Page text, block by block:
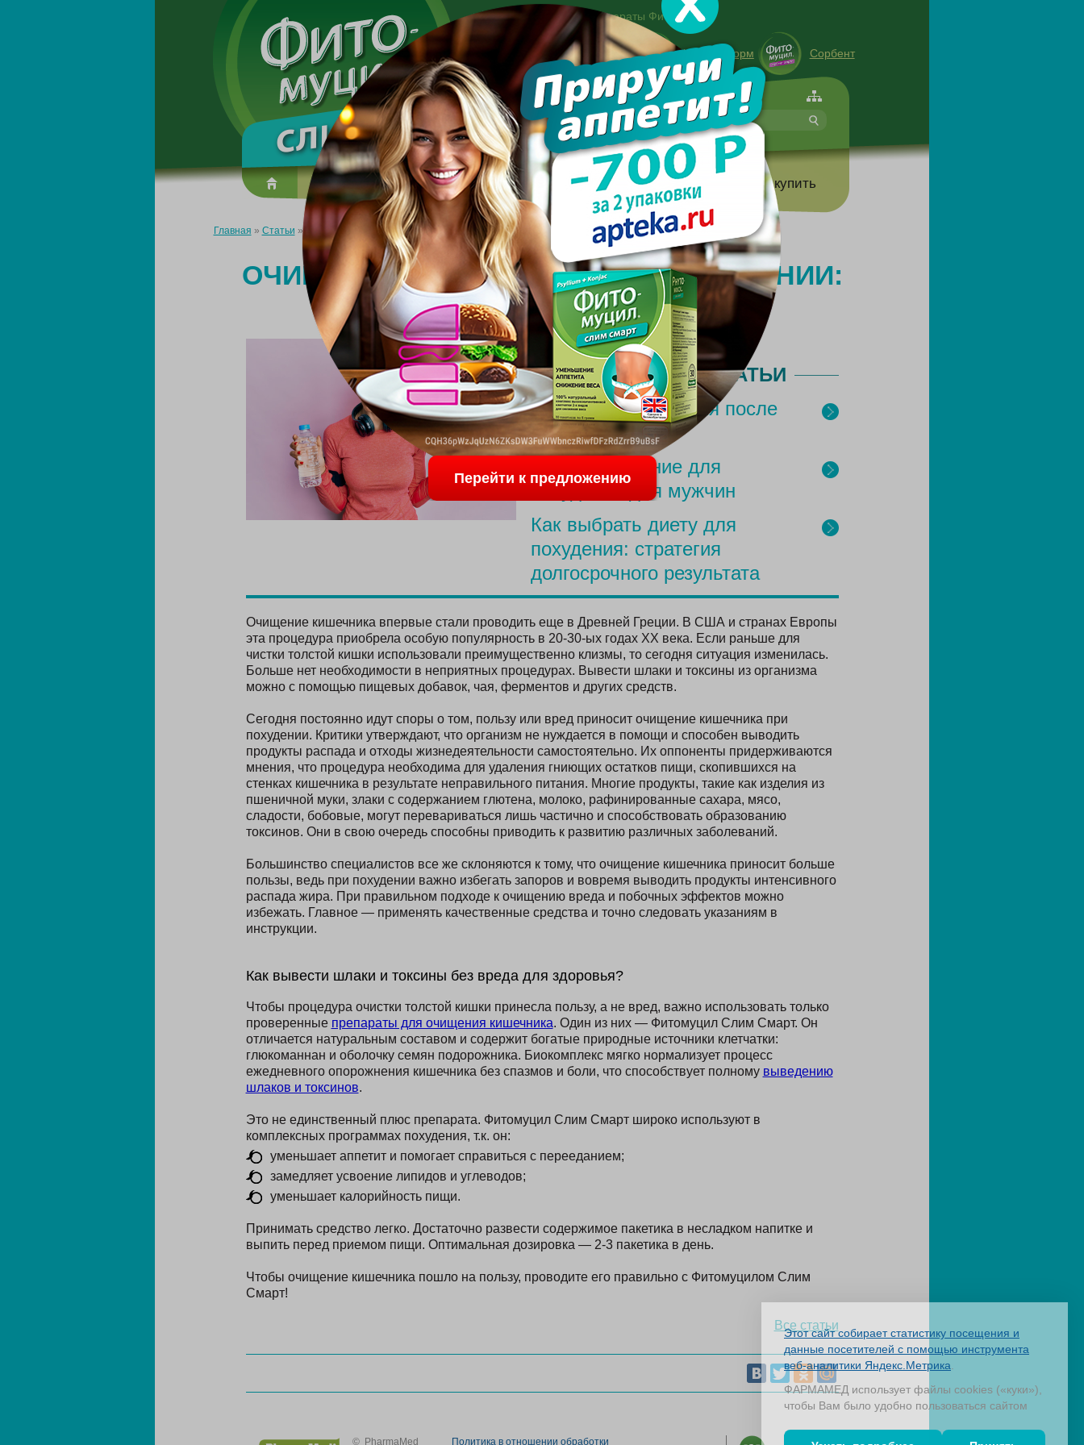
Другие препараты Фитомуцил:
Норм Холестенорм Сорбент
форте
Made in the UK
Консультация специалиста:
+7 495 744-06-27
О препарате Усиль эффект Полезно знать Вопрос-ответ Где купить
Главная » Статьи »Очищение кишечника при похудении: польза или вред?
ОЧИЩЕНИЕ КИШЕЧНИКА ПРИ ПОХУДЕНИИ:
ПОЛЬЗА ИЛИ ВРЕД?
ПОСЛЕДНИЕ СТАТЬИ
Меню для похудения после
родов
Простое питание для
похудения для мужчин
Как выбрать диету для
похудения: стратегия
долгосрочного результата
Очищение кишечника впервые стали проводить еще в Древней Греции. В США и странах Европы
эта процедура приобрела особую популярность в 20-30-ых годах XX века. Если раньше для
чистки толстой кишки использовали преимущественно клизмы, то сегодня ситуация изменилась.
Больше нет необходимости в неприятных процедурах. Вывести шлаки и токсины из организма
можно с помощью пищевых добавок, чая, ферментов и других средств.
Сегодня постоянно идут споры о том, пользу или вред приносит очищение кишечника при
похудении. Критики утверждают, что организм не нуждается в помощи и способен выводить
продукты распада и отходы жизнедеятельности самостоятельно. Их оппоненты придерживаются
мнения, что процедура необходима для удаления гниющих остатков пищи, скопившихся на
стенках кишечника в результате неправильного питания. Многие продукты, такие как изделия из
пшеничной муки, злаки с содержанием глютена, молоко, рафинированные сахара, мясо,
сладости, бобовые, могут перевариваться лишь частично и способствовать образованию
токсинов. Они в свою очередь способны приводить к развитию различных заболеваний.
Большинство специалистов все же склоняются к тому, что очищение кишечника приносит больше
пользы, ведь при похудении важно избегать запоров и вовремя выводить продукты интенсивного
распада жира. При правильном подходе к очищению вреда и побочных эффектов можно
избежать. Главное — применять качественные средства и точно следовать указаниям в
инструкции.
Как вывести шлаки и токсины без вреда для здоровья?
Чтобы процедура очистки толстой кишки принесла пользу, а не вред, важно использовать только
проверенные препараты для очищения кишечника. Один из них — Фитомуцил Слим Смарт. Он
отличается натуральным составом и содержит богатые природные источники клетчатки:
глюкоманнан и оболочку семян подорожника. Биокомплекс мягко нормализует процесс
ежедневного опорожнения кишечника без спазмов и боли, что способствует полному выведению
шлаков и токсинов.
Это не единственный плюс препарата. Фитомуцил Слим Смарт широко используют в
комплексных программах похудения, т.к. он:
уменьшает аппетит и помогает справиться с перееданием;
замедляет усвоение липидов и углеводов;
уменьшает калорийность пищи.
Принимать средство легко. Достаточно развести содержимое пакетика в несладком напитке и
выпить перед приемом пищи. Оптимальная дозировка — 2-3 пакетика в день.
Чтобы очищение кишечника пошло на пользу, проводите его правильно с Фитомуцилом Слим
Смарт!
Все статьи
Перейти к предложению
Этот сайт собирает статистику посещения и
данные посетителей с помощью инструмента
веб-аналитики Яндекс.Метрика
ФАРМАМЕД использует файлы cookies («куки»),
чтобы Вам было удобно пользоваться сайтом
© PharmaMed Политика в отношении обработки